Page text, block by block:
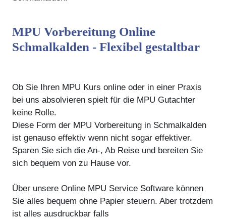
MPU Vorbereitung Online
Schmalkalden - Flexibel gestaltbar
Ob Sie Ihren MPU Kurs online oder in einer Praxis
bei uns absolvieren spielt für die MPU Gutachter
keine Rolle.
Diese Form der MPU Vorbereitung in Schmalkalden
ist genauso effektiv wenn nicht sogar effektiver.
Sparen Sie sich die An-, Ab Reise und bereiten Sie
sich bequem von zu Hause vor.
Über unsere Online MPU Service Software können
Sie alles bequem ohne Papier steuern. Aber trotzdem
ist alles ausdruckbar falls